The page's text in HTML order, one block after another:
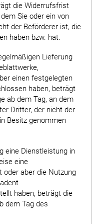
die Widerrufsfrist
Sie oder ein von
der Beförderer ist, die
haben bzw. hat.
Lieferung
einen festgelegten
haben, beträgt
ab dem Tag, an dem
Dritter, der nicht der
Besitz genommen
eine Dienstleistung in
eine
oder aber die Nutzung
haben, beträgt die
dem Tag des